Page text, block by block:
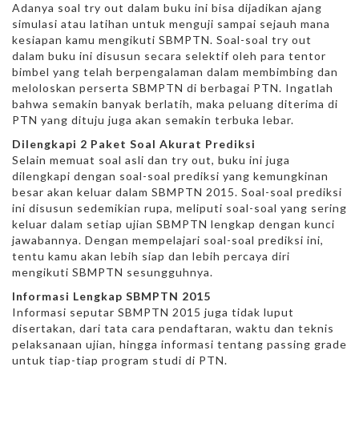
Adanya soal try out dalam buku ini bisa dijadikan ajang
simulasi atau latihan untuk menguji sampai sejauh mana
kesiapan kamu mengikuti SBMPTN. Soal-soal try out
dalam buku ini disusun secara selektif oleh para tentor
bimbel yang telah berpengalaman dalam membimbing dan
meloloskan perserta SBMPTN di berbagai PTN. Ingatlah
bahwa semakin banyak berlatih, maka peluang diterima di
PTN yang dituju juga akan semakin terbuka lebar.
Dilengkapi 2 Paket Soal Akurat Prediksi
Selain memuat soal asli dan try out, buku ini juga
dilengkapi dengan soal-soal prediksi yang kemungkinan
besar akan keluar dalam SBMPTN 2015. Soal-soal prediksi
ini disusun sedemikian rupa, meliputi soal-soal yang sering
keluar dalam setiap ujian SBMPTN lengkap dengan kunci
jawabannya. Dengan mempelajari soal-soal prediksi ini,
tentu kamu akan lebih siap dan lebih percaya diri
mengikuti SBMPTN sesungguhnya.
Informasi Lengkap SBMPTN 2015
Informasi seputar SBMPTN 2015 juga tidak luput
disertakan, dari tata cara pendaftaran, waktu dan teknis
pelaksanaan ujian, hingga informasi tentang passing grade
untuk tiap-tiap program studi di PTN.